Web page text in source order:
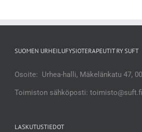
SUOMEN URHEILUFYSIOTERAPEUTIT RY SUFT
Osoite: Urhea-halli, Mäkelänkatu 47,
Toimiston sähköposti: toimisto@suft.fi
LASKUTUSTIEDOT